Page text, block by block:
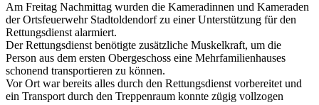
Am Freitag Nachmittag wurden die Kameradinnen und Kameraden
der Ortsfeuerwehr Stadtoldendorf zu einer Unterstützung für den
Rettungsdienst alarmiert.
Der Rettungsdienst benötigte zusätzliche Muskelkraft, um die
Person aus dem ersten Obergeschoss eine Mehrfamilienhauses
schonend transportieren zu können.
Vor Ort war bereits alles durch den Rettungsdienst vorbereitet und
ein Transport durch den Treppenraum konnte zügig vollzogen